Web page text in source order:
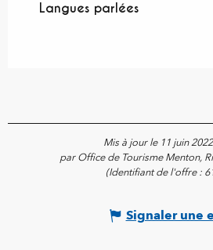
Langues parlées
Langues parlées
Mis à jour le 11 juin
par Office de Tourisme Menton,
(Identifiant de l'offre :
Signaler une